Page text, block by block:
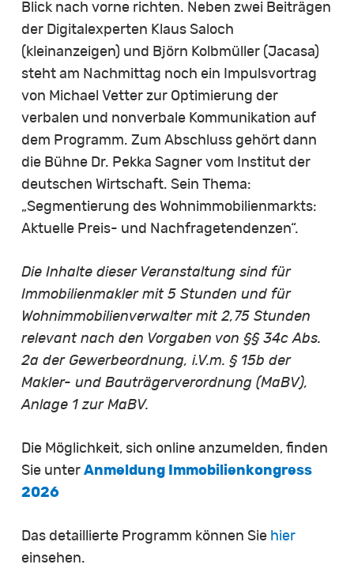
Blick nach vorne richten. Neben zwei Beiträgen
der Digitalexperten Klaus Saloch
(kleinanzeigen) und Björn Kolbmüller (Jacasa)
steht am Nachmittag noch ein Impulsvortrag
von Michael Vetter zur Optimierung der
verbalen und nonverbale Kommunikation auf
dem Programm. Zum Abschluss gehört dann
die Bühne Dr. Pekka Sagner vom Institut der
deutschen Wirtschaft. Sein Thema:
„Segmentierung des Wohnimmobilienmarkts:
Aktuelle Preis- und Nachfragetendenzen“.
Die Inhalte dieser Veranstaltung sind für
Immobilienmakler mit 5 Stunden und für
Wohnimmobilienverwalter mit 2,75 Stunden
relevant nach den Vorgaben von §§ 34c Abs.
2a der Gewerbeordnung, i.V.m. § 15b der
Makler- und Bauträgerverordnung (MaBV),
Anlage 1 zur MaBV.
Die Möglichkeit, sich online anzumelden, finden
Sie unter Anmeldung Immobilienkongress
2026
Das detaillierte Programm können Sie hier
einsehen.